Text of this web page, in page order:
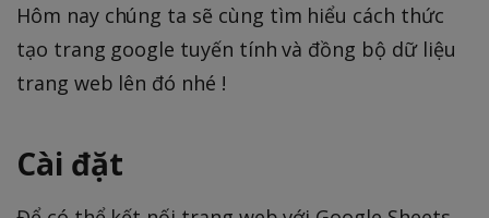
Hôm nay chúng ta sẽ cùng tìm hiểu cách thức
tạo trang google tuyến tính và đồng bộ dữ liệu
trang web lên đó nhé !
Cài đặt